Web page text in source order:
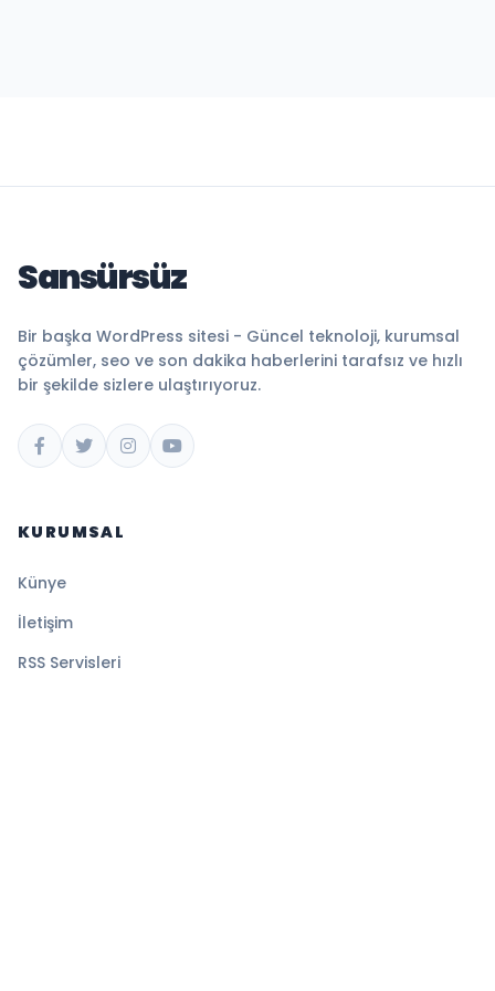
Sansürsüz
Bir başka WordPress sitesi - Güncel teknoloji, kurumsal
çözümler, seo ve son dakika haberlerini tarafsız ve hızlı
bir şekilde sizlere ulaştırıyoruz.
KURUMSAL
Künye
İletişim
RSS Servisleri